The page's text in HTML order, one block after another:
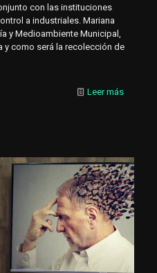
con las instituciones
a industriales. Mariana
y Medioambiente Municipal,
y como será la recolección de
Leer más